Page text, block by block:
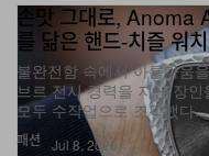
패션
손맛 그대로, Anoma
를 닮은 핸드-치즐 워치
불완전함 속에서 아름다움
브르 전시 경력을 지닌 장
모두 수작업으로 조각했다.
Jul 8, 2026